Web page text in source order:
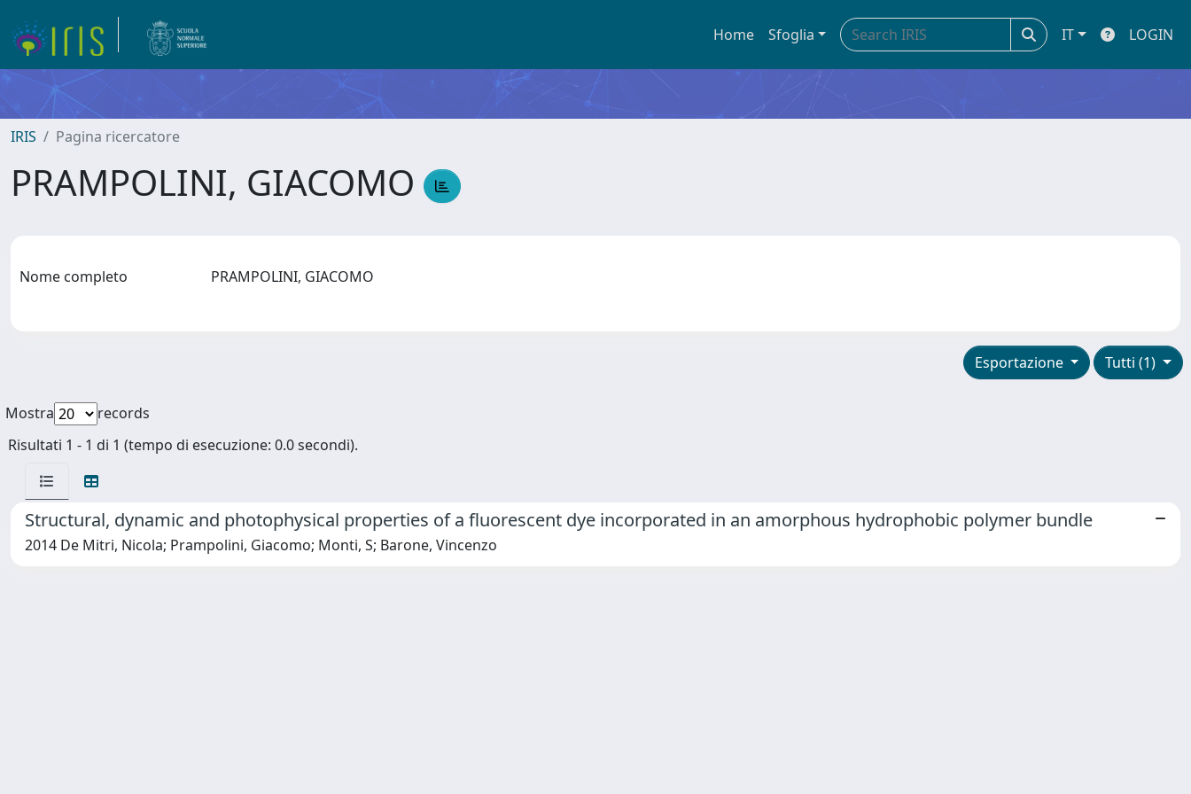
Home Sfoglia IT LOGIN
IRIS Pagina ricercatore
PRAMPOLINI, GIACOMO
Nome completo PRAMPOLINI, GIACOMO
Tutti (1)
Esportazione
Mostra
records
Risultati 1 - 1 di 1 (tempo di esecuzione: 0.0 secondi).
Structural, dynamic and photophysical properties of a fluorescent dye incorporated in an amorphous hydrophobic polymer bundle
2014 De Mitri, Nicola; Prampolini, Giacomo; Monti, S; Barone, Vincenzo